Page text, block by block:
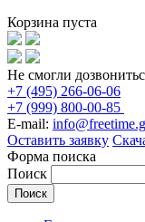
Корзина пуста
Не смогли
+7 (495) 266-06-06
+7 (999) 800-00-85
E-mail:
Оставить заявку
Форма поиска
Поиск